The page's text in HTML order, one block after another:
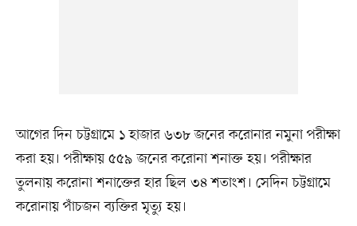
আগের দিন চট্টগ্রামে ১ হাজার ৬৩৮ জনের করোনার নমুনা পরীক্ষা
করা হয়। পরীক্ষায় ৫৫৯ জনের করোনা শনাক্ত হয়। পরীক্ষার
তুলনায় করোনা শনাক্তের হার ছিল ৩৪ শতাংশ। সেদিন চট্টগ্রামে
করোনায় পাঁচজন ব্যক্তির মৃত্যু হয়।